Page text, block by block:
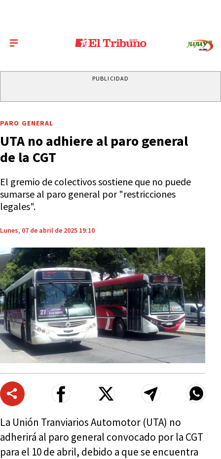
PUBLICIDAD
PARO GENERAL
UTA no adhiere al paro general
de la CGT
El gremio de colectivos sostiene que no puede
sumarse al paro general por "restricciones
legales".
Lunes, 07 de abril de 2025 19:10
La Unión Tranviarios Automotor (UTA) no
adherirá al paro general convocado por la CGT
para el 10 de abril, debido a que se encuentra